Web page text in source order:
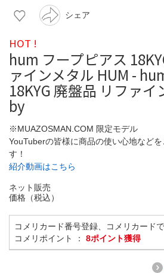
シェア
HOT !
hum フープピアス
ァインメタル HUM -
18KYG 廃盤品 リファ
by
※MUAZOSMAN.COM 限定モデル
YouTuberの皆様に商品の使い心地など
す！
紹介動画はこちら
ネット販売
価格（税込）
コメリカード番号登録、コメリカード
コメリポイント ： 8ポイント獲得